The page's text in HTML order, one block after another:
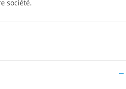
société.